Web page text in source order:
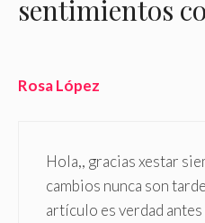
sentimientos
Rosa López
Hola,, gracias xestar
cambios nunca son
artículo es verdad